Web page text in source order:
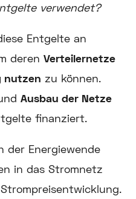
verwendet?
Entgelte an
deren Verteilernetze
nutzen zu können.
Ausbau der Netze
finanziert.
der Energiewende
in das Stromnetz